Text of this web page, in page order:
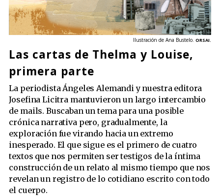
Ilustración de Ana Bustelo. ORSAI.
Las cartas de Thelma y Louise,
primera parte
La periodista Ángeles Alemandi y nuestra editora
Josefina Licitra mantuvieron un largo intercambio
de mails. Buscaban un tema para una posible
crónica narrativa pero, gradualmente, la
exploración fue virando hacia un extremo
inesperado. El que sigue es el primero de cuatro
textos que nos permiten ser testigos de la íntima
construcción de un relato al mismo tiempo que nos
revelan un registro de lo cotidiano escrito con todo
el cuerpo.